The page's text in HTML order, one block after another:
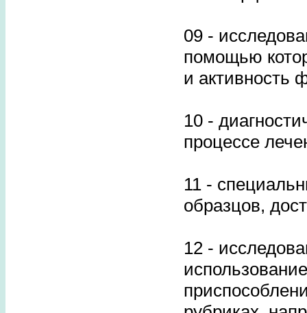
09 -
помощью
и активность
10 -
процессе
11 -
образцов,
12 -